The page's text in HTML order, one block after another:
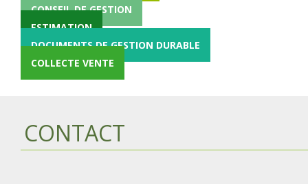
CONSEIL DE GESTION
ESTIMATION
DOCUMENTS DE GESTION DURABLE
COLLECTE VENTE
CONTACT